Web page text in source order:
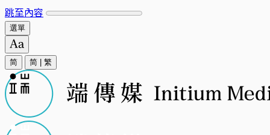
跳至內容
選單
简 简 繁